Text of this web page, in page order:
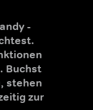
-
Buchst
stehen
zur